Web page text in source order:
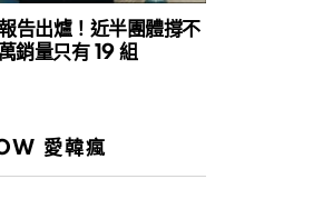
告出爐！近半團體撐不
銷量只有 19 組
愛韓瘋